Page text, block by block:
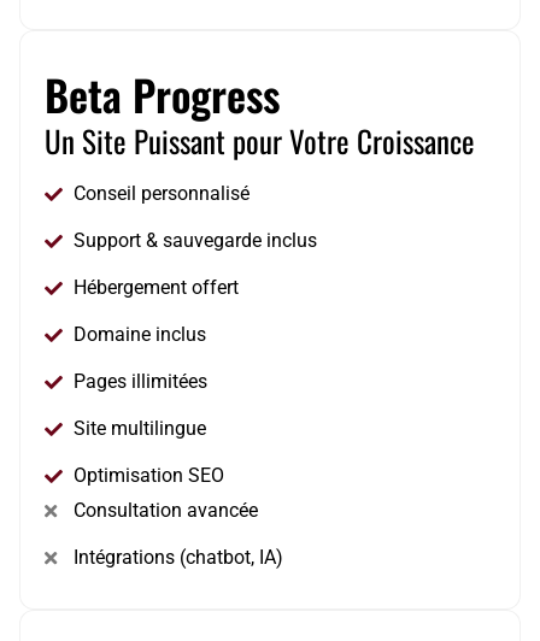
Beta Progress
Un Site Puissant pour Votre Croissance
Conseil personnalisé
Support & sauvegarde inclus
Hébergement offert
Domaine inclus
Pages illimitées
Site multilingue
Optimisation SEO
Consultation avancée
Intégrations (chatbot, IA)